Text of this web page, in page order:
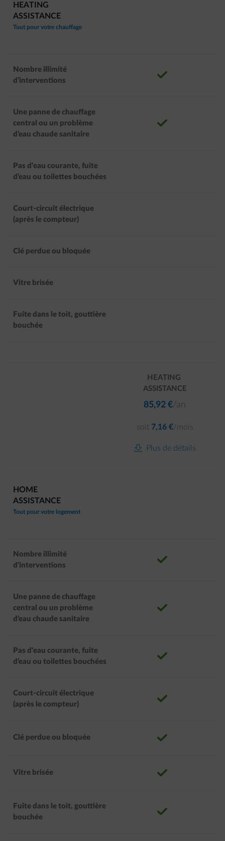
HEATING
ASSISTANCE
Tout pour votre chauffage
Nombre illimité
d'interventions
correct
Une panne de chauffage
central ou un problème
d’eau chaude sanitaire
correct
Pas d'eau courante, fuite
d’eau ou toilettes bouchées
Court-circuit électrique
(après le compteur)
Clé perdue ou bloquée
Vitre brisée
Fuite dans le toit, gouttière
bouchée
HEATING
ASSISTANCE
85,92 €/an
soit 7,16 €/mois
download-icon Plus de détails
HOME
ASSISTANCE
Tout pour votre logement
Nombre illimité
d'interventions
correct
Une panne de chauffage
central ou un problème
d’eau chaude sanitaire
correct
Pas d'eau courante, fuite
d’eau ou toilettes bouchées
correct
Court-circuit électrique
(après le compteur)
correct
Clé perdue ou bloquée correct
Vitre brisée correct
Fuite dans le toit, gouttière
bouchée
correct